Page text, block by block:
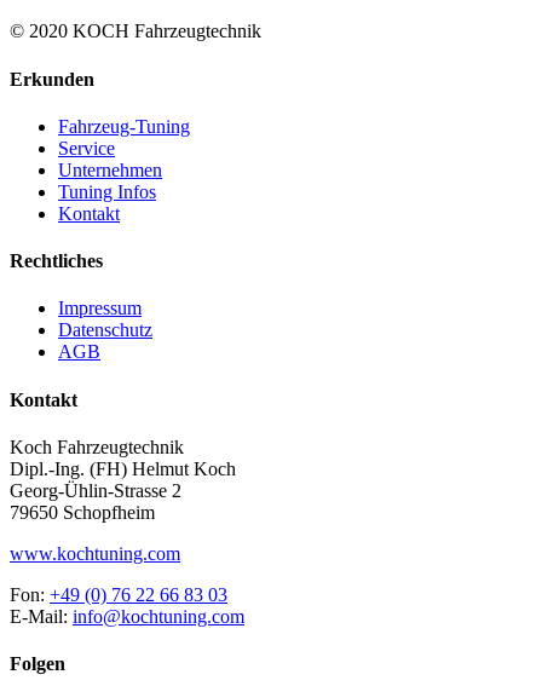
© 2020 KOCH Fahrzeugtechnik
Erkunden
Fahrzeug-Tuning
Service
Unternehmen
Tuning Infos
Kontakt
Rechtliches
Impressum
Datenschutz
AGB
Kontakt
Koch Fahrzeugtechnik
Dipl.-Ing. (FH) Helmut Koch
Georg-Ühlin-Strasse 2
79650 Schopfheim
www.kochtuning.com
Fon: +49 (0) 76 22 66 83 03
E-Mail: info@kochtuning.com
Folgen